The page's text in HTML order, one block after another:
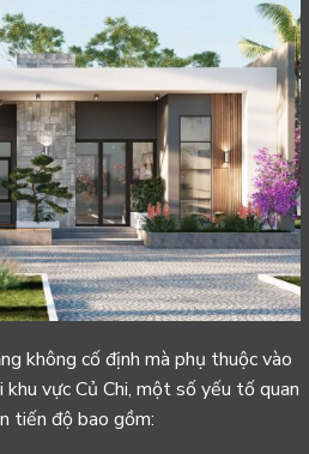
không cố định mà phụ thuộc vào
khu vực Củ Chi, một số yếu tố quan
tiến độ bao gồm: